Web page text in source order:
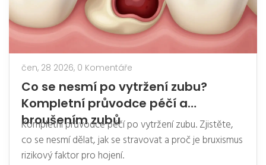
čen, 28 2026, 0 Komentáře
Co se nesmí po vytržení zubu?
Kompletní průvodce péčí a
broušením zubů
Kompletní průvodce péčí po vytržení zubu. Zjistěte,
co se nesmí dělat, jak se stravovat a proč je bruxismus
rizikový faktor pro hojení.